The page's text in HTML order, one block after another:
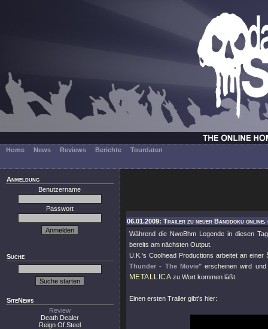
Home News Reviews Berichte Tourdaten
Anmeldung
Benutzername
Passwort
Suche
SiteNews
Review
Death Dealer
Reign Of Steel
06.01.2009: Trailer zu neuer Banddoku online.
Während die NwoBhm Legende in diesen
bereits am nächsten Output.
U.K.'s Coolhead Productions arbeitet an einer
Thunder - The Movie"erscheinen wird und
METALLICA zu Wort kommen läßt.
Einen ersten Trailer gibt's hier: